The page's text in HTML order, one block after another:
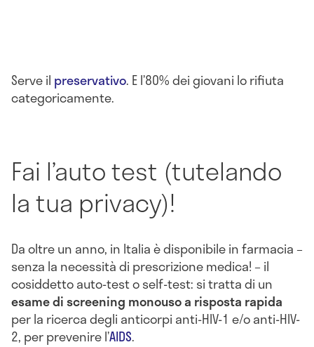
Serve il preservativo. E l’80% dei giovani lo rifiuta
categoricamente.
Fai l’auto test (tutelando
la tua privacy)!
Da oltre un anno, in Italia è disponibile in farmacia –
senza la necessità di prescrizione medica! – il
cosiddetto auto-test o self-test: si tratta di un
esame di screening monouso a risposta rapida
per la ricerca degli anticorpi anti-HIV-1 e/o anti-HIV-
2, per prevenire l’AIDS.